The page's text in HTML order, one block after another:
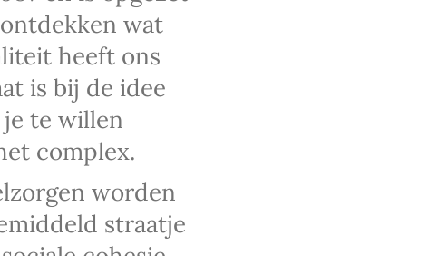
wat
heeft ons
is bij de idee
te willen
complex.
worden
straatje